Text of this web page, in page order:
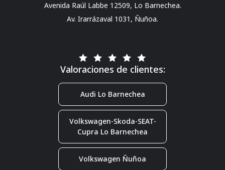
Valoraciones de clientes:
Audi Lo Barnechea
Volkswagen-Skoda-SEAT-
Cupra Lo Barnechea
Volkswagen Ñuñoa
Avenida Raúl Labbe 12509, Lo Barnechea.
Av. Irarrázaval 1031, Ñuñoa.